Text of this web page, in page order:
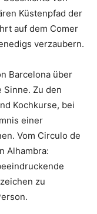
Küstenpfad der
auf dem Comer
verzaubern.
Barcelona über
Sinne. Zu den
Kochkurse, bei
einer
Vom Circulo de
Alhambra:
zu